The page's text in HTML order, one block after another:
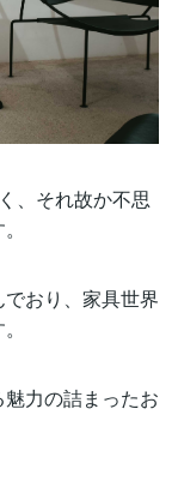
、それ故か不思
おり、家具世界
力の詰まったお